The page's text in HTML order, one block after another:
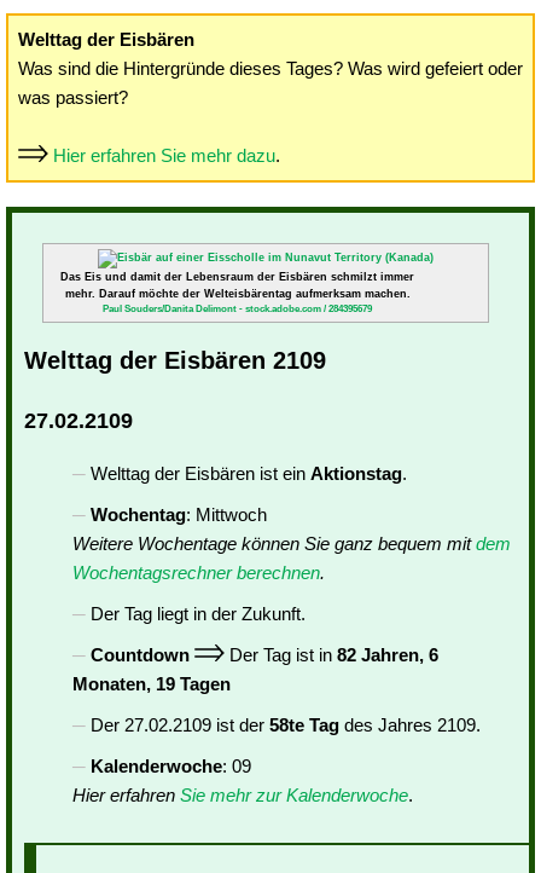
Welttag der Eisbären
Was sind die Hintergründe dieses Tages? Was wird gefeiert oder
was passiert?
Hier erfahren Sie mehr dazu.
Das Eis und damit der Lebensraum der Eisbären schmilzt immer
mehr. Darauf möchte der Welteisbärentag aufmerksam machen.
Paul Souders/Danita Delimont - stock.adobe.com / 284395679
Welttag der Eisbären 2109
27.02.2109
Welttag der Eisbären ist ein Aktionstag.
Wochentag: Mittwoch
Weitere Wochentage können Sie ganz bequem mitdem
Wochentagsrechner berechnen.
Der Tag liegt in der Zukunft.
Countdown
Der Tag ist in 82 Jahren, 6
Monaten, 19 Tagen
Der 27.02.2109 ist der 58te Tag des Jahres 2109.
Kalenderwoche: 09
Hier erfahren Sie mehr zur Kalenderwoche.